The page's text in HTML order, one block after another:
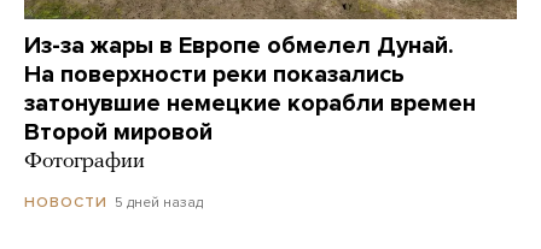
Из-за жары в Европе обмелел Дунай.
На поверхности реки показались
затонувшие немецкие корабли времен
Второй мировой
Фотографии
НОВОСТИ 5 дней назад